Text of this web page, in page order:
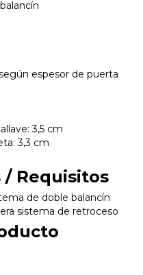
espesor de puerta
3,5 cm
3,3 cm
Requisitos
de doble balancín
sistema de retroceso